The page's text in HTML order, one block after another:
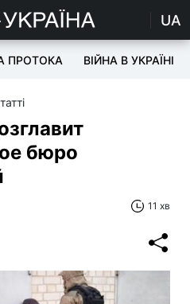
UA
ПРОТОКА ВІЙНА В УКРАЇНІ
бюро
11 хв